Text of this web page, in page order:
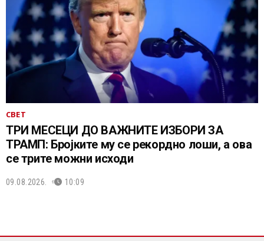
СВЕТ
ТРИ МЕСЕЦИ ДО ВАЖНИТЕ ИЗБОРИ ЗА
ТРАМП: Бројките му се рекордно лоши, а ова
се трите можни исходи
09.08.2026. 10:09